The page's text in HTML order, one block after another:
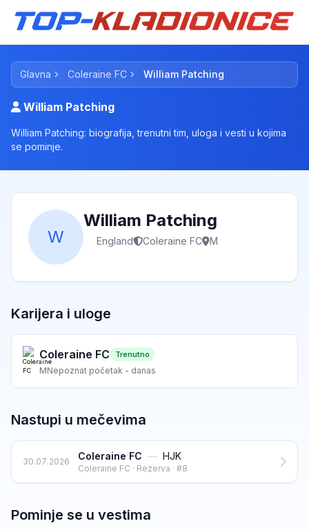
Glavna Coleraine FC William Patching
William Patching
William Patching: biografija, trenutni tim, uloga i vesti u kojima
se pominje.
W
William Patching
England Coleraine FC M
Karijera i uloge
Coleraine FC Trenutno
MNepoznat početak - danas
Nastupi u mečevima
30.07.2026 Coleraine FC — HJK
Coleraine FC · Rezerva · #8
Pominje se u vestima